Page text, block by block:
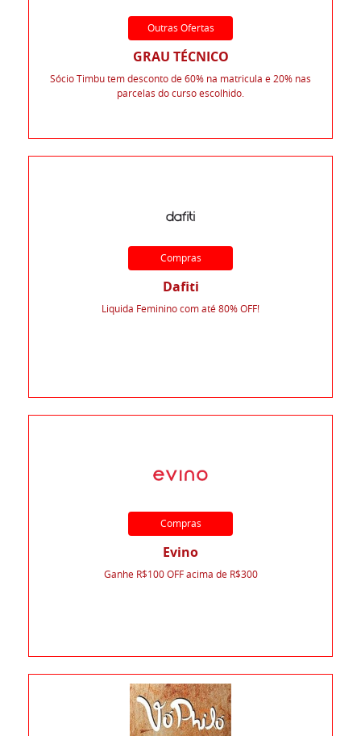
Outras Ofertas
GRAU TÉCNICO
Sócio Timbu tem desconto de 60% na matricula e 20% nas
parcelas do curso escolhido.
Compras
Dafiti
Liquida Feminino com até 80% OFF!
Compras
Evino
Ganhe R$100 OFF acima de R$300